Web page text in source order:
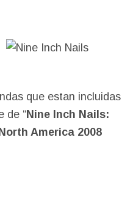
que estan incluidas
de “Nine Inch Nails:
America 2008